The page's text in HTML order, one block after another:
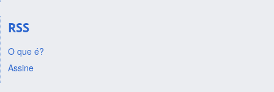
RSS
O que é?
Assine